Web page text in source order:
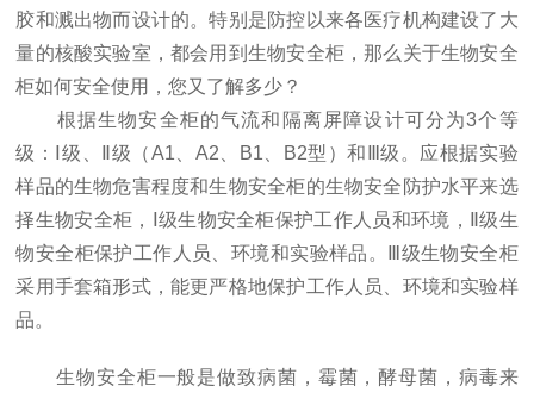
胶和溅出物而设计的。特别是防控以来各医疗机构建设了大
量的核酸实验室，都会用到生物安全柜，那么关于生物安全
柜如何安全使用，您又了解多少？
根据生物安全柜的气流和隔离屏障设计可分为3个等
级：Ⅰ级、Ⅱ级（A1、A2、B1、B2型）和Ⅲ级。应根据实验
样品的生物危害程度和生物安全柜的生物安全防护水平来选
择生物安全柜，Ⅰ级生物安全柜保护工作人员和环境，Ⅱ级生
物安全柜保护工作人员、环境和实验样品。Ⅲ级生物安全柜
采用手套箱形式，能更严格地保护工作人员、环境和实验样
品。
生物安全柜一般是做致病菌，霉菌，酵母菌，病毒来